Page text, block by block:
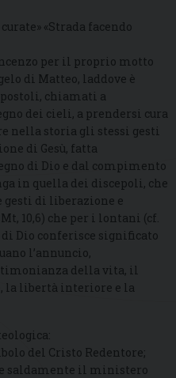
«Strada facendo
per il proprio motto
di Matteo, laddove è
chiamati a
dei cieli, a prendersi cura
nella storia gli stessi gesti
di Gesù, fatta
di Dio e dal compimento
in quella dei discepoli, che
gesti di liberazione e
10,6) che per i lontani (cf.
di Dio conferisce significato
l’annuncio,
della vita, il
la libertà interiore e la
del Cristo Redentore;
saldamente il ministero